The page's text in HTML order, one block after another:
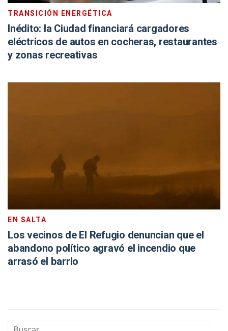
TRANSICIÓN ENERGÉTICA
Inédito: la Ciudad financiará cargadores
eléctricos de autos en cocheras, restaurantes
y zonas recreativas
EN SALTA
Los vecinos de El Refugio denuncian que el
abandono político agravó el incendio que
arrasó el barrio